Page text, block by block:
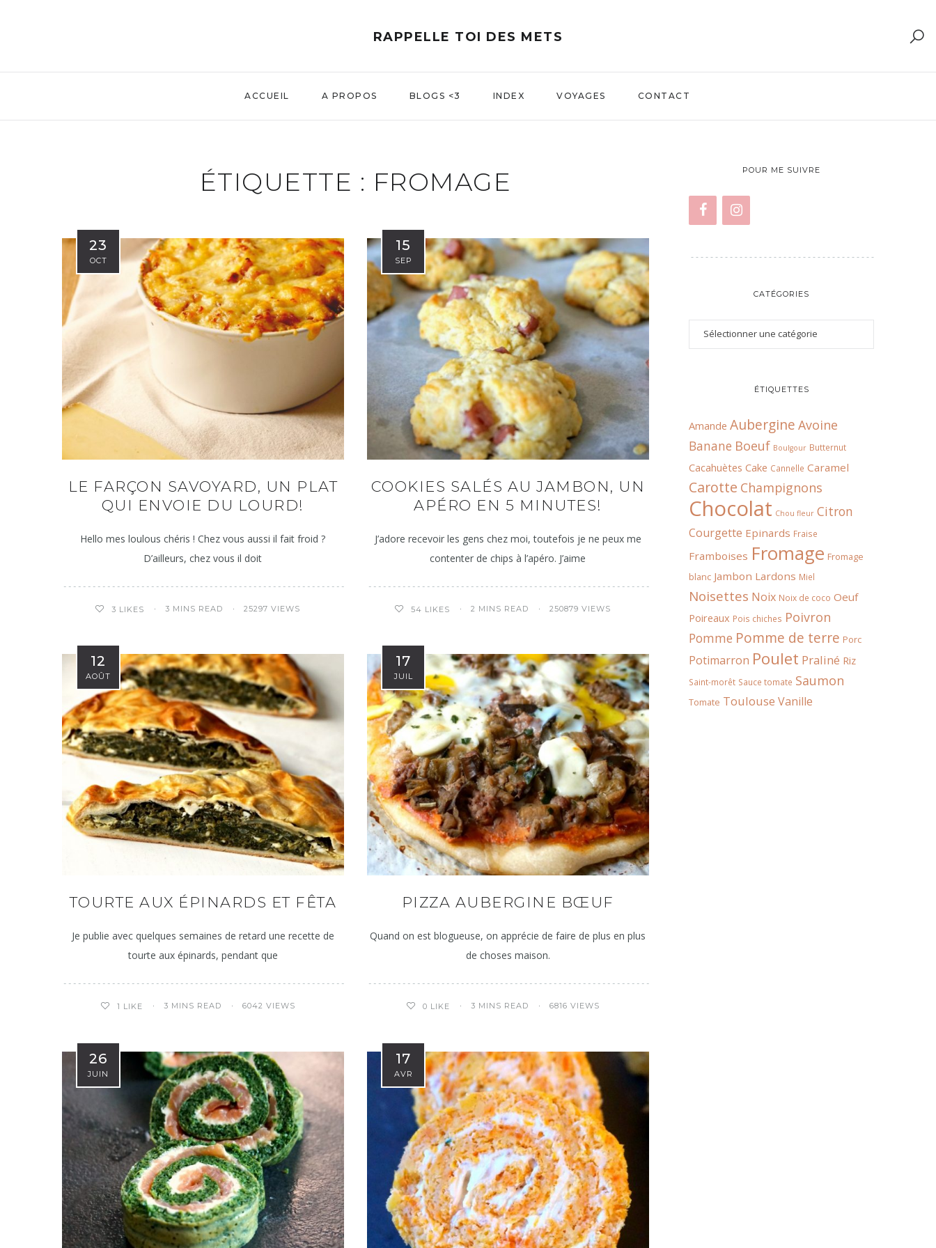
RAPPELLE TOI DES METS
ACCUEIL A PROPOS BLOGS <3 INDEX VOYAGES CONTACT
ÉTIQUETTE : FROMAGE
23
OCT
LE FARÇON SAVOYARD, UN PLAT
QUI ENVOIE DU LOURD!
Hello mes loulous chéris ! Chez vous aussi il fait froid ?
D’ailleurs, chez vous il doit
3 LIKES 3 MINS READ 25297 VIEWS
15
SEP
COOKIES SALÉS AU JAMBON, UN
APÉRO EN 5 MINUTES!
J’adore recevoir les gens chez moi, toutefois je ne peux me
contenter de chips à l’apéro. J’aime
54 LIKES 2 MINS READ 250879 VIEWS
12
AOÛT
TOURTE AUX ÉPINARDS ET FÊTA
Je publie avec quelques semaines de retard une recette de
tourte aux épinards, pendant que
1 LIKE 3 MINS READ 6042 VIEWS
17
JUIL
PIZZA AUBERGINE BŒUF
Quand on est blogueuse, on apprécie de faire de plus en plus
de choses maison.
0 LIKE 3 MINS READ 6816 VIEWS
26
JUIN
17
AVR
POUR ME SUIVRE
CATÉGORIES
ÉTIQUETTES
Amande Aubergine Avoine
Banane Boeuf Boulgour Butternut
Cacahuètes Cake Cannelle Caramel
Carotte Champignons
Chocolat Chou fleur Citron
Courgette Epinards Fraise
Framboises Fromage Fromage
blanc Jambon Lardons Miel
Noisettes Noix Noix de coco Oeuf
Poireaux Pois chiches Poivron
Pomme Pomme de terre Porc
Potimarron Poulet Praliné Riz
Saint-morêt Sauce tomate Saumon
Tomate Toulouse Vanille